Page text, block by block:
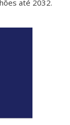
até 2032.